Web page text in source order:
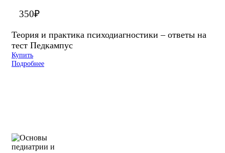
350₽
Теория и практика психодиагностики – ответы на
тест Педкампус
Купить
Подробнее